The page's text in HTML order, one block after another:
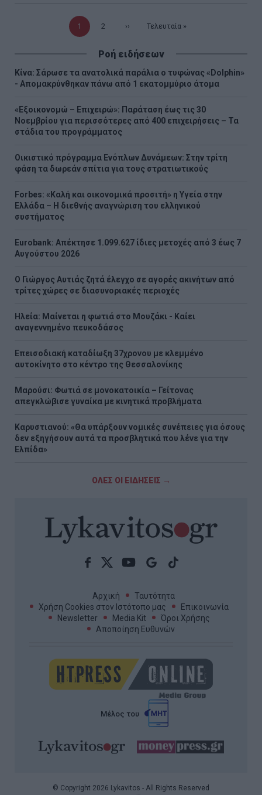
Τρέχουσα
1 Σελίδα
2 Επόμενη
›› Τελευταία
Τελευταία »
Ροή ειδήσεων
Κίνα: Σάρωσε τα ανατολικά παράλια ο τυφώνας «Dolphin»
- Απομακρύνθηκαν πάνω από 1 εκατομμύριο άτομα
«Εξοικονομώ – Επιχειρώ»: Παράταση έως τις 30
Νοεμβρίου για περισσότερες από 400 επιχειρήσεις – Τα
στάδια του προγράμματος
Οικιστικό πρόγραμμα Ενόπλων Δυνάμεων: Στην τρίτη
φάση τα δωρεάν σπίτια για τους στρατιωτικούς
Forbes: «Καλή και οικονομικά προσιτή» η Υγεία στην
Ελλάδα – Η διεθνής αναγνώριση του ελληνικού
συστήματος
Eurobank: Απέκτησε 1.099.627 ίδιες μετοχές από 3 έως 7
Αυγούστου 2026
Ο Γιώργος Αυτιάς ζητά έλεγχο σε αγορές ακινήτων από
τρίτες χώρες σε διασυνοριακές περιοχές
Ηλεία: Μαίνεται η φωτιά στο Μουζάκι - Καίει
αναγεννημένο πευκοδάσος
Επεισοδιακή καταδίωξη 37χρονου με κλεμμένο
αυτοκίνητο στο κέντρο της Θεσσαλονίκης
Μαρούσι: Φωτιά σε μονοκατοικία – Γείτονας
απεγκλώβισε γυναίκα με κινητικά προβλήματα
Καρυστιανού: «Θα υπάρξουν νομικές συνέπειες για όσους
δεν εξηγήσουν αυτά τα προσβλητικά που λένε για την
Ελπίδα»
ΟΛΕΣ ΟΙ ΕΙΔΗΣΕΙΣ →
Αρχική
Ταυτότητα
Χρήση Cookies στον Ιστότοπο μας
Επικοινωνία
Newsletter
Media Kit
Όροι Χρήσης
Αποποίηση Ευθυνών
Μέλος του
© Copyright 2026 Lykavitos - All Rights Reserved